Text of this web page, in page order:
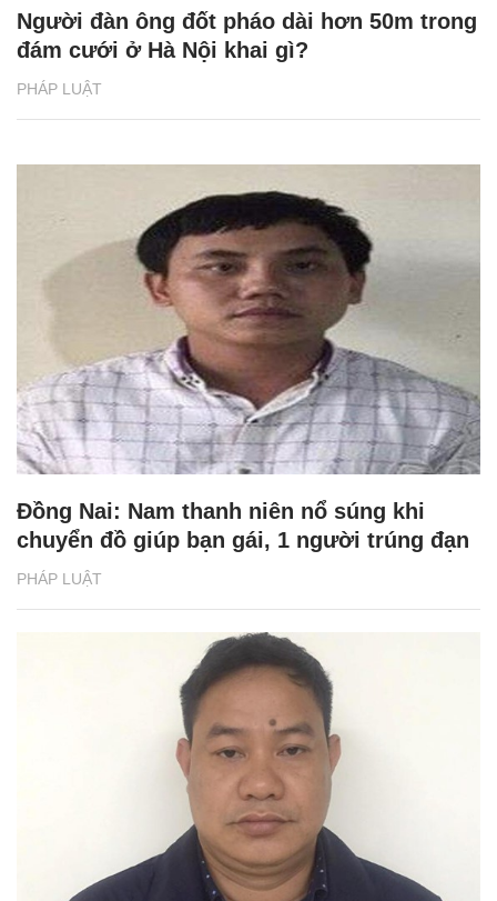
PHÁP LUẬT
Người đàn ông đốt pháo dài hơn 50m trong
đám cưới ở Hà Nội khai gì?
PHÁP LUẬT
Đồng Nai: Nam thanh niên nổ súng khi
chuyển đồ giúp bạn gái, 1 người trúng đạn